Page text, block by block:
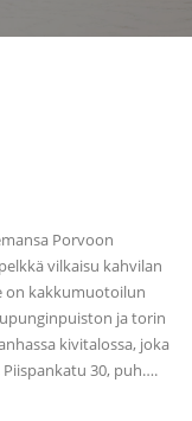
Porvoon
vilkaisu kahvilan
on kakkumuotoilun
ja torin
kivitalossa, joka
30, puh….